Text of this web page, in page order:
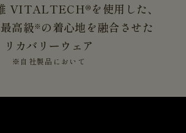
VITALTECH®を使用した、
高級※ の着心地を融合させた
リカバリーウェア
※自社製品において